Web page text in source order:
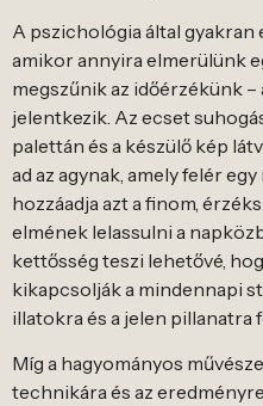
A pszichológia által
amikor annyira elmerülünk
megszűnik az időérzékünk
jelentkezik. Az ecset
palettán és a készülő kép
ad az agynak, amely felér
hozzáadja azt a finom,
elmének lelassulni a
kettősség teszi lehetővé,
kikapcsolják a mindennapi
illatokra és a jelen pillanatra
Míg a hagyományos
technikára és az